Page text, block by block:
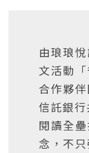
由琅琅
文活動
合作夥
信託銀
閱讀全
念，不